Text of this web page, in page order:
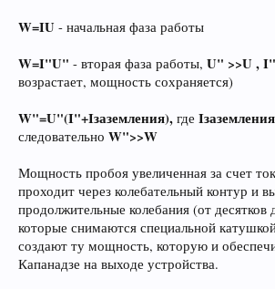
W=IU - начальная фаза работы
W=I"U" - вторая фаза работы, U" >>U ,
возрастает, мощность сохраняется)
W"=U"(I"+Iзаземления), где
следовательно W">>W
Мощность пробоя увеличенная за счет
проходит через колебательный контур и
продолжительные колебания (от десятков
которые снимаются специальной
создают ту мощность, которую и
Капанадзе на выходе устройства.